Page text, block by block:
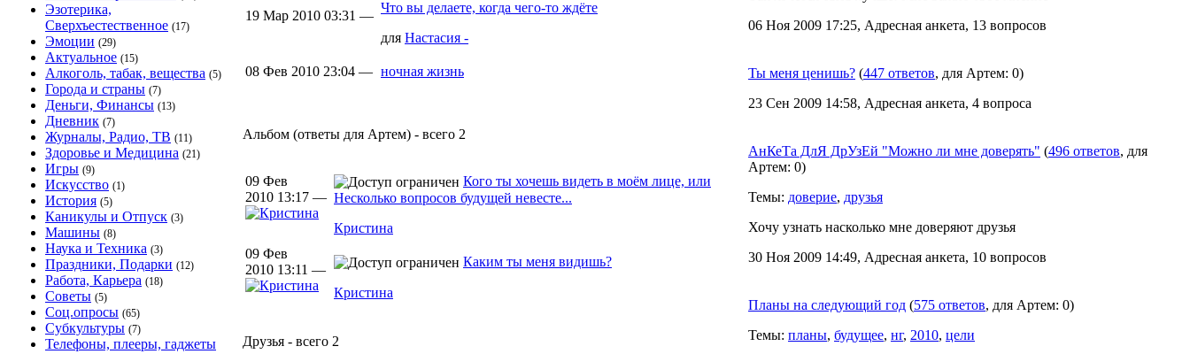
Эзотерика,
Сверхъестественное (17)
Эмоции (29)
Актуальное (15)
Алкоголь, табак, вещества (5)
Города и страны (7)
Деньги, Финансы (13)
Дневник (7)
Журналы, Радио, ТВ (11)
Здоровье и Медицина (21)
Игры (9)
Искусство (1)
История (5)
Каникулы и Отпуск (3)
Машины (8)
Наука и Техника (3)
Праздники, Подарки (12)
Работа, Карьера (18)
Советы (5)
Соц.опросы (65)
Субкультуры (7)
Телефоны, плееры, гаджеты
19 Мар 2010 03:31 —
Что вы делаете, когда чего-то ждёте
для Настасия -
08 Фев 2010 23:04 — ночная жизнь
Альбом (ответы для Артем) - всего 2
09 Фев
2010 13:17 —
Кого ты хочешь видеть в моём лице, или
Несколько вопросов будущей невесте...
Кристина
09 Фев
2010 13:11 —
Каким ты меня видишь?
Кристина
Друзья - всего 2
06 Ноя 2009 17:25, Адресная анкета, 13 вопросов
Ты меня ценишь? (447 ответов, для Артем: 0)
23 Сен 2009 14:58, Адресная анкета, 4 вопроса
АнКеТа ДлЯ ДрУзЕй "Можно ли мне доверять" (496 ответов, для
Артем: 0)
Темы: доверие, друзья
Хочу узнать насколько мне доверяют друзья
30 Ноя 2009 14:49, Адресная анкета, 10 вопросов
Планы на следующий год (575 ответов, для Артем: 0)
Темы: планы, будущее, нг, 2010, цели